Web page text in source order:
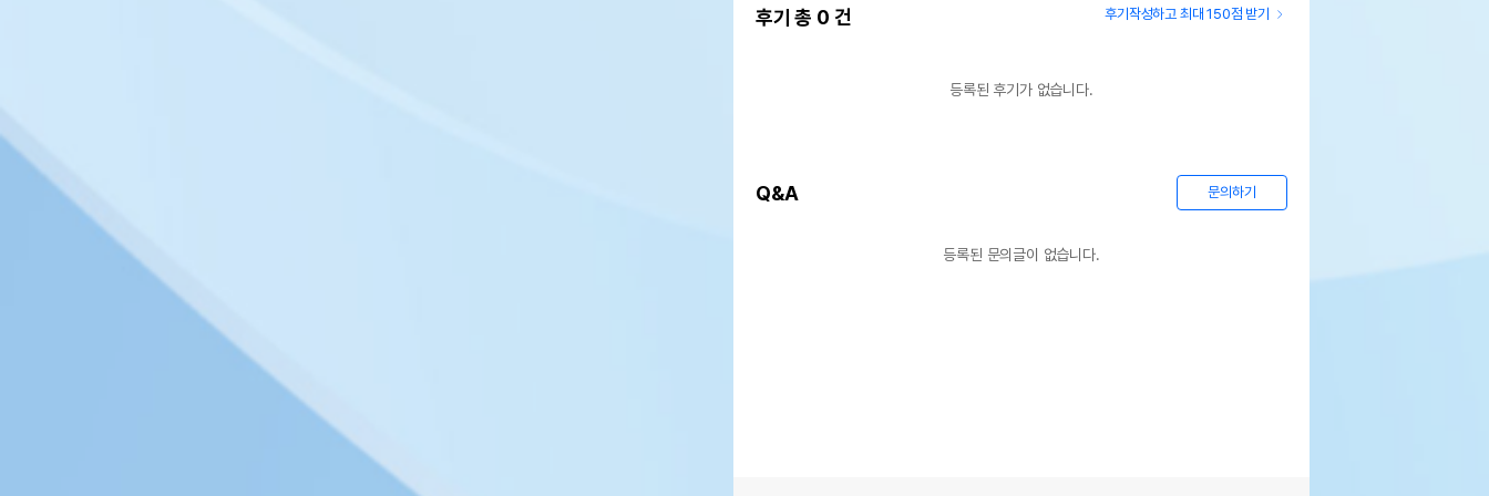
후기 총 0 건 후기작성하고 최대 150점 받기
등록된 후기가 없습니다.
Q&A 문의하기
등록된 문의글이 없습니다.